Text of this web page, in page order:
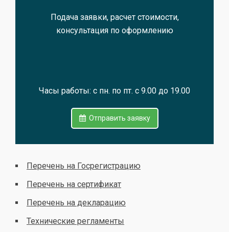
Подача заявки, расчет стоимости,
консультация по оформлению
Часы работы: с пн. по пт. с 9.00 до 19.00
Отправить заявку
Перечень на Госрегистрацию
Перечень на сертификат
Перечень на декларацию
Технические регламенты